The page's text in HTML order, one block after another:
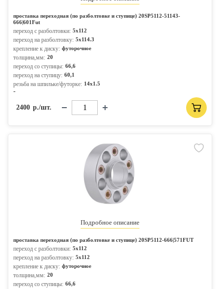
проставка переходная (по разболтовке и ступице) 20SP5112-51143-
666|601Fut
переход с разболтовки: 5x112
переход на разболтовку: 5x114.3
крепление к диску: футорочное
толщина,мм: 20
переход со ступицы: 66,6
переход на ступицу: 60,1
резьба на шпильке/футорке: 14x1.5
-
2400 р./шт.
Подробное описание
проставка переходная (по разболтовке и ступице) 20SP5112-666|571FUT
переход с разболтовки: 5x112
переход на разболтовку: 5x112
крепление к диску: футорочное
толщина,мм: 20
переход со ступицы: 66,6